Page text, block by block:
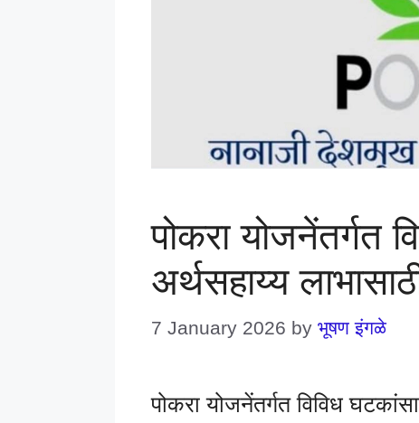
पोकरा योजनेंतर्गत
अर्थसहाय्य
7 January 2026 by भूषण इंगळे
पोकरा योजनेंतर्गत विविध